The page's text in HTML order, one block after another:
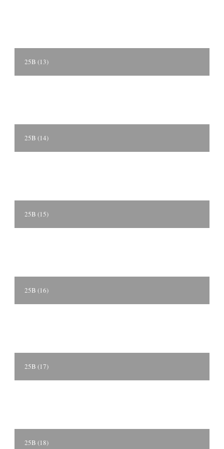
25B (13)
25B (14)
25B (15)
25B (16)
25B (17)
25B (18)